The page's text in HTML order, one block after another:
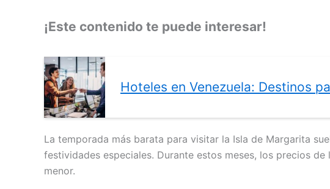
¡Este contenido te puede interesar!
Hoteles en Venezuela: Destinos
La temporada más barata para visitar la Isla de Margarita
festividades especiales. Durante estos meses, los precios
menor.